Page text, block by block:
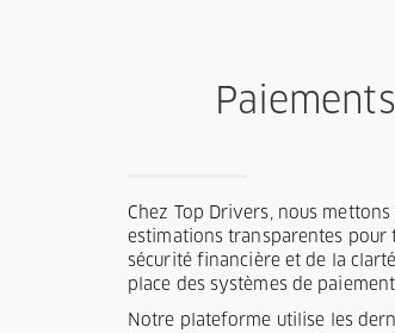
Chez Top Drivers, nous
estimations transparentes pour
sécurité financière et de la
place des systèmes de
Notre plateforme utilise les